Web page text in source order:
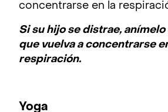
concentrarse en la
Si su hijo se distrae,
que vuelva a concentrarse
respiración.
Yoga